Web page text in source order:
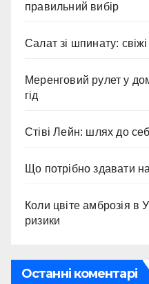
правильний вибір
Салат зі шпинату:
Меренговий рулет у
гід
Стіві Лейн: шлях до
Що потрібно здавати
Коли цвіте амброзія в
ризики
Останні коментарі